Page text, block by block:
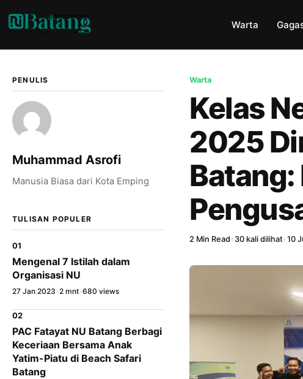
Warta
PENULIS
Muhammad Asrofi
Manusia Biasa dari Kota Emping
TULISAN POPULER
01
Mengenal 7 Istilah dalam
Organisasi NU
27 Jan 2023 •2 mnt•680 views
02
PAC Fatayat NU Batang Berbagi
Keceriaan Bersama Anak
Yatim-Piatu di Beach Safari
Batang
Warta
Kelas
2025
2 Min Read • 30 kali dilihat•10